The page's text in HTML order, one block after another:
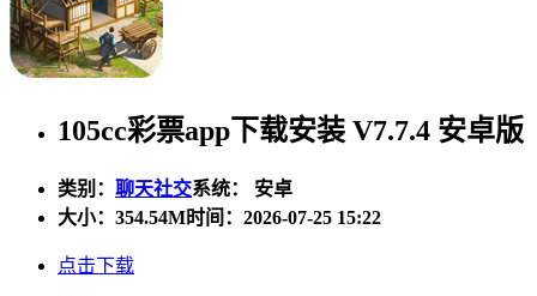
105cc彩票app下载安装 V7.7.4 安卓版
类别： 聊天社交系统： 安卓
大小： 354.54M时间：2026-07-25 15:22
点击下载